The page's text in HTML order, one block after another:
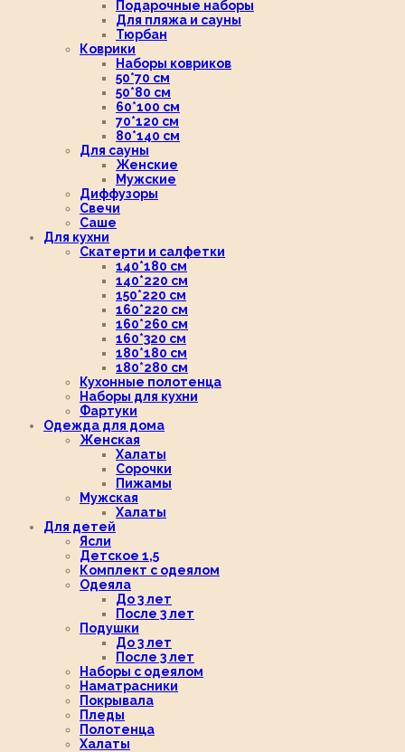
Подарочные наборы
Для пляжа и сауны
Тюрбан
Коврики
Наборы ковриков
50*70 см
50*80 см
60*100 см
70*120 см
80*140 см
Для сауны
Женские
Мужские
Диффузоры
Свечи
Саше
Для кухни
Скатерти и салфетки
140*180 см
140*220 см
150*220 см
160*220 см
160*260 см
160*320 см
180*180 см
180*280 см
Кухонные полотенца
Наборы для кухни
Фартуки
Одежда для дома
Женская
Халаты
Сорочки
Пижамы
Мужская
Халаты
Для детей
Ясли
Детское 1,5
Комплект с одеялом
Одеяла
До 3 лет
После 3 лет
Подушки
До 3 лет
После 3 лет
Наборы с одеялом
Наматрасники
Покрывала
Пледы
Полотенца
Халаты